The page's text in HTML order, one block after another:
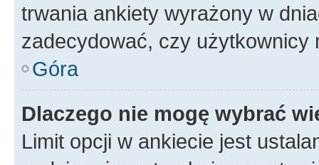
trwania ankiety wyrażony w
zadecydować, czy użytkownicy
Góra
Dlaczego nie mogę wybrać
Limit opcji w ankiecie jest